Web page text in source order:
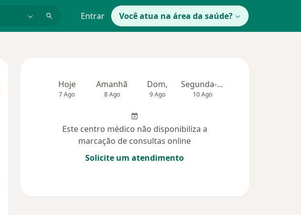
Entrar Você atua na área da saúde?
Hoje
7 Ago
Amanhã
8 Ago
Dom,
9 Ago
Segunda-feira
10 Ago
Este centro médico não disponibiliza a
marcação de consultas online
Solicite um atendimento